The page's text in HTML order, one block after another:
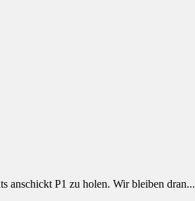
anschickt P1 zu holen. Wir bleiben dran...